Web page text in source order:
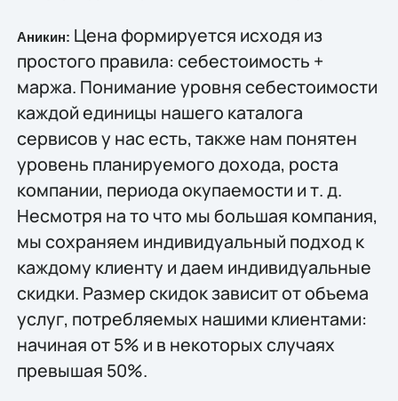
Аникин: Цена формируется исходя из
простого правила: себестоимость +
маржа. Понимание уровня себестоимости
каждой единицы нашего каталога
сервисов у нас есть, также нам понятен
уровень планируемого дохода, роста
компании, периода окупаемости и т. д.
Несмотря на то что мы большая компания,
мы сохраняем индивидуальный подход к
каждому клиенту и даем индивидуальные
скидки. Размер скидок зависит от объема
услуг, потребляемых нашими клиентами:
начиная от 5% и в некоторых случаях
превышая 50%.